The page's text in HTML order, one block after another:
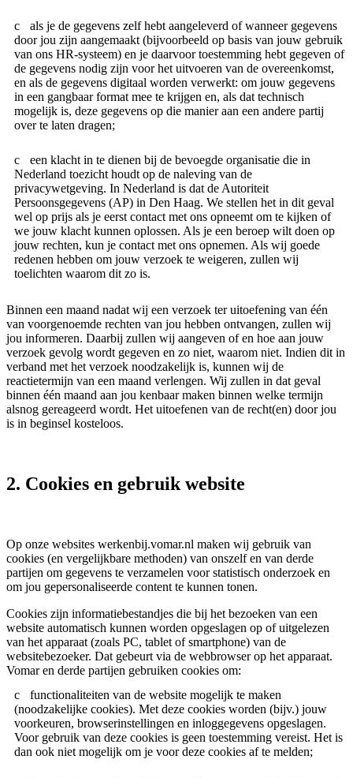
als je de gegevens zelf hebt aangeleverd of wanneer gegevens
door jou zijn aangemaakt (bijvoorbeeld op basis van jouw gebruik
van ons HR-systeem) en je daarvoor toestemming hebt gegeven of
de gegevens nodig zijn voor het uitvoeren van de overeenkomst,
en als de gegevens digitaal worden verwerkt: om jouw gegevens
in een gangbaar format mee te krijgen en, als dat technisch
mogelijk is, deze gegevens op die manier aan een andere partij
over te laten dragen;
een klacht in te dienen bij de bevoegde organisatie die in
Nederland toezicht houdt op de naleving van de
privacywetgeving. In Nederland is dat de Autoriteit
Persoonsgegevens (AP) in Den Haag. We stellen het in dit geval
wel op prijs als je eerst contact met ons opneemt om te kijken of
we jouw klacht kunnen oplossen. Als je een beroep wilt doen op
jouw rechten, kun je contact met ons opnemen. Als wij goede
redenen hebben om jouw verzoek te weigeren, zullen wij
toelichten waarom dit zo is.
Binnen een maand nadat wij een verzoek ter uitoefening van één
van voorgenoemde rechten van jou hebben ontvangen, zullen wij
jou informeren. Daarbij zullen wij aangeven of en hoe aan jouw
verzoek gevolg wordt gegeven en zo niet, waarom niet. Indien dit in
verband met het verzoek noodzakelijk is, kunnen wij de
reactietermijn van een maand verlengen. Wij zullen in dat geval
binnen één maand aan jou kenbaar maken binnen welke termijn
alsnog gereageerd wordt. Het uitoefenen van de recht(en) door jou
is in beginsel kosteloos.
2. Cookies en gebruik website
Op onze websites werkenbij.vomar.nl maken wij gebruik van
cookies (en vergelijkbare methoden) van onszelf en van derde
partijen om gegevens te verzamelen voor statistisch onderzoek en
om jou gepersonaliseerde content te kunnen tonen.
Cookies zijn informatiebestandjes die bij het bezoeken van een
website automatisch kunnen worden opgeslagen op of uitgelezen
van het apparaat (zoals PC, tablet of smartphone) van de
websitebezoeker. Dat gebeurt via de webbrowser op het apparaat.
Vomar en derde partijen gebruiken cookies om:
functionaliteiten van de website mogelijk te maken
(noodzakelijke cookies). Met deze cookies worden (bijv.) jouw
voorkeuren, browserinstellingen en inloggegevens opgeslagen.
Voor gebruik van deze cookies is geen toestemming vereist. Het is
dan ook niet mogelijk om je voor deze cookies af te melden;